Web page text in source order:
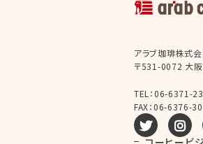
アラブ珈琲株式
〒531-0072 大
TEL：06-6371-
FAX：06-6376-
tweet